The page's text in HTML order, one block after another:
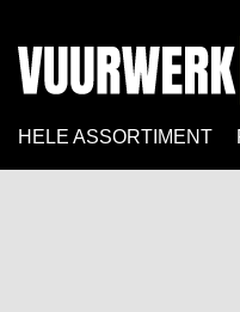
HELE ASSORTIMENT